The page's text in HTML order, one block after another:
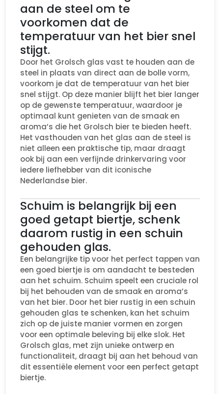
aan de steel om te
voorkomen dat de
temperatuur van het bier snel
stijgt.
Door het Grolsch glas vast te houden aan de
steel in plaats van direct aan de bolle vorm,
voorkom je dat de temperatuur van het bier
snel stijgt. Op deze manier blijft het bier langer
op de gewenste temperatuur, waardoor je
optimaal kunt genieten van de smaak en
aroma’s die het Grolsch bier te bieden heeft.
Het vasthouden van het glas aan de steel is
niet alleen een praktische tip, maar draagt
ook bij aan een verfijnde drinkervaring voor
iedere liefhebber van dit iconische
Nederlandse bier.
Schuim is belangrijk bij een
goed getapt biertje, schenk
daarom rustig in een schuin
gehouden glas.
Een belangrijke tip voor het perfect tappen van
een goed biertje is om aandacht te besteden
aan het schuim. Schuim speelt een cruciale rol
bij het behouden van de smaak en aroma’s
van het bier. Door het bier rustig in een schuin
gehouden glas te schenken, kan het schuim
zich op de juiste manier vormen en zorgen
voor een optimale beleving bij elke slok. Het
Grolsch glas, met zijn unieke ontwerp en
functionaliteit, draagt bij aan het behoud van
dit essentiële element voor een perfect getapt
biertje.